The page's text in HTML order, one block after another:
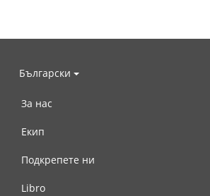
Български
За нас
Екип
Подкрепете ни
Libro